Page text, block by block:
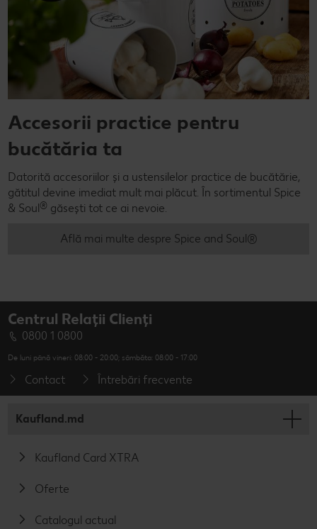
Accesorii practice pentru
bucătăria ta
Datorită accesoriilor și a ustensilelor practice de bucătărie,
gătitul devine imediat mult mai plăcut. În sortimentul Spice
& Soul® găsești tot ce ai nevoie.
Află mai multe despre Spice and Soul®
Centrul Relații Clienți
0800 1 0800
De luni până vineri: 08:00 - 20:00; sâmbăta: 08:00 - 17:00
Contact Întrebări frecvente
Kaufland.md
Kaufland Card XTRA
Oferte
Catalogul actual